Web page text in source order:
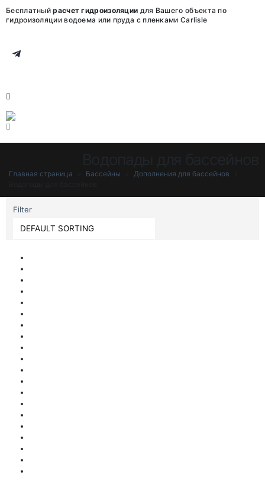
Бесплатныйрасчет гидроизоляции для Вашего объекта по
гидроизоляции водоема или пруда с пленками Carlisle
Главная страница Бассейны Дополнения для бассейнов
Filter